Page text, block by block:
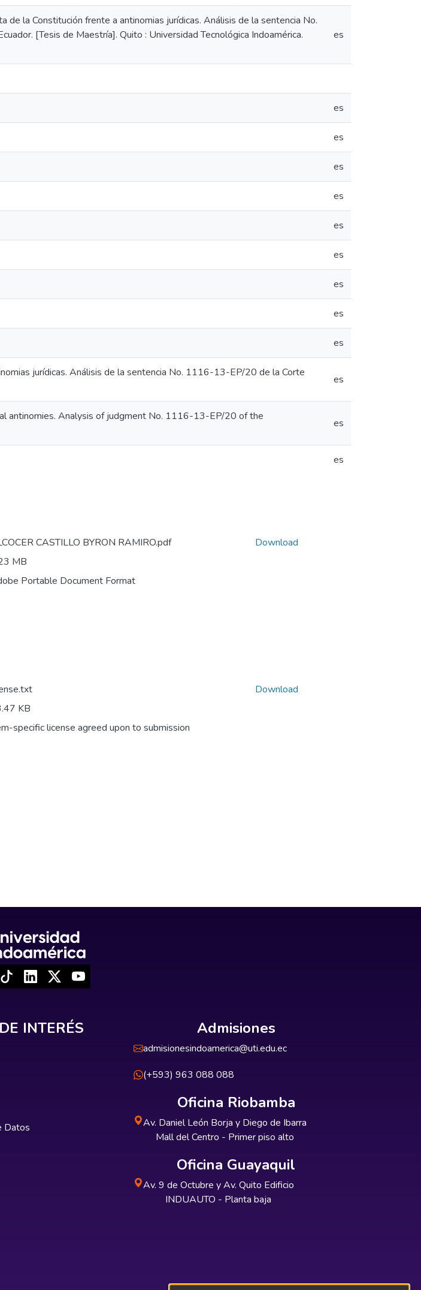
de la Constitución frente a antinomias jurídicas. Análisis de la sentencia No.
[Tesis de Maestría]. Quito : Universidad Tecnológica Indoamérica.
es
es
es
es
es
es
es
es
es
es
jurídicas. Análisis de la sentencia No. 1116-13-EP/20 de la Corte
es
antinomies. Analysis of judgment No. 1116-13-EP/20 of the
es
es
CASTILLO BYRON RAMIRO.pdf
MB
Portable Document Format
Download
KB
specific license agreed upon to submission
Download
INTERÉS
Datos
Admisiones
admisionesindoamerica@uti.edu.ec
(+593) 963 088 088
Oficina Riobamba
Av. Daniel León Borja y Diego de Ibarra
Mall del Centro - Primer piso alto
Oficina Guayaquil
Av. 9 de Octubre y Av. Quito Edificio
INDUAUTO - Planta baja